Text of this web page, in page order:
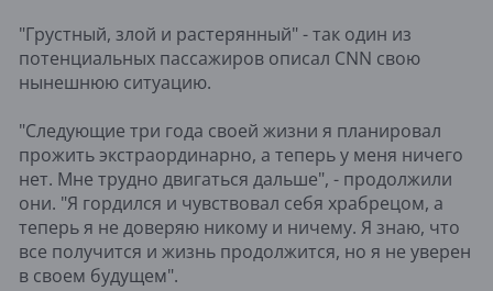
"Грустный, злой и растерянный" - так один из
потенциальных пассажиров описал CNN свою
нынешнюю ситуацию.
"Следующие три года своей жизни я планировал
прожить экстраординарно, а теперь у меня ничего
нет. Мне трудно двигаться дальше", - продолжили
они. "Я гордился и чувствовал себя храбрецом, а
теперь я не доверяю никому и ничему. Я знаю, что
все получится и жизнь продолжится, но я не уверен
в своем будущем".